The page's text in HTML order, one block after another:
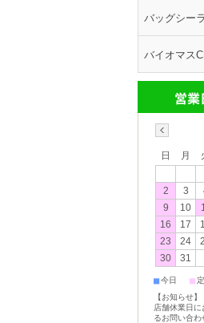
バッグシー
バイオマス
日 月
2
3
9
10
16
17
23
24
30
31
■今日 ■
【お知らせ】
店舗休業日に
るお問い合